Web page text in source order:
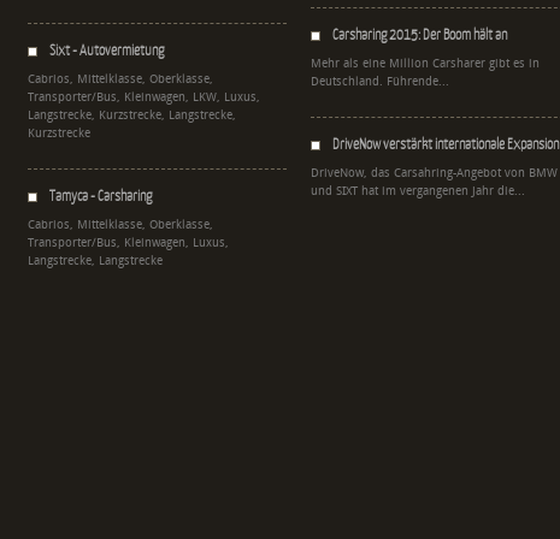
Sixt - Autovermietung
Cabrios, Mittelklasse, Oberklasse,
Transporter/Bus, Kleinwagen, LKW, Luxus,
Langstrecke, Kurzstrecke, Langstrecke,
Kurzstrecke
Tamyca - Carsharing
Cabrios, Mittelklasse, Oberklasse,
Transporter/Bus, Kleinwagen, Luxus,
Langstrecke, Langstrecke
Carsharing 2015: Der Boom hält an
Mehr als eine Million Carsharer gibt es in
Deutschland. Führende...
DriveNow verstärkt internationale Expansion
DriveNow, das Carsahring-Angebot von BMW
und SIXT hat im vergangenen Jahr die...